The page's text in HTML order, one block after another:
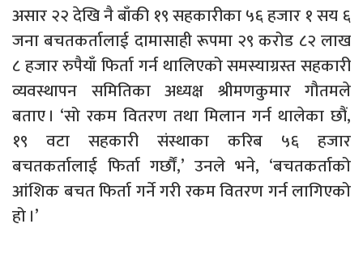
असार २२ देखि नै बाँकी १९ सहकारीका ५६ हजार १ सय ६
जना बचतकर्तालाई दामासाही रूपमा २९ करोड ८२ लाख
८ हजार रुपैयाँ फिर्ता गर्न थालिएको समस्याग्रस्त सहकारी
व्यवस्थापन समितिका अध्यक्ष श्रीमणकुमार गौतमले
बताए । ‘सो रकम वितरण तथा मिलान गर्न थालेका छौं,
१९ वटा सहकारी संस्थाका करिब ५६ हजार
बचतकर्तालाई फिर्ता गर्छौं,’ उनले भने, ‘बचतकर्ताको
आंशिक बचत फिर्ता गर्ने गरी रकम वितरण गर्न लागिएको
हो ।’